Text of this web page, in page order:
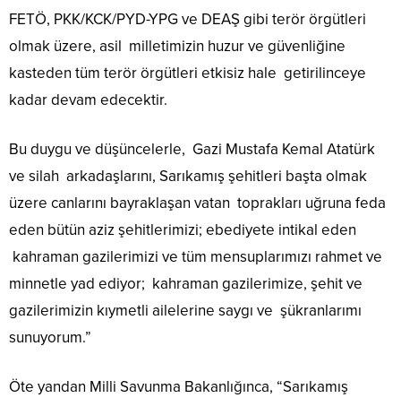
FETÖ, PKK/KCK/PYD-YPG ve DEAŞ gibi terör örgütleri
olmak üzere, asil milletimizin huzur ve güvenliğine
kasteden tüm terör örgütleri etkisiz hale getirilinceye
kadar devam edecektir.
Bu duygu ve düşüncelerle, Gazi Mustafa Kemal Atatürk
ve silah arkadaşlarını, Sarıkamış şehitleri başta olmak
üzere canlarını bayraklaşan vatan toprakları uğruna feda
eden bütün aziz şehitlerimizi; ebediyete intikal eden
kahraman gazilerimizi ve tüm mensuplarımızı rahmet ve
minnetle yad ediyor; kahraman gazilerimize, şehit ve
gazilerimizin kıymetli ailelerine saygı ve şükranlarımı
sunuyorum.”
Öte yandan Milli Savunma Bakanlığınca, “Sarıkamış